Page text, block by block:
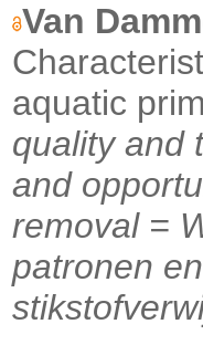
Van
aquatic
quality and
and
removal =
patronen